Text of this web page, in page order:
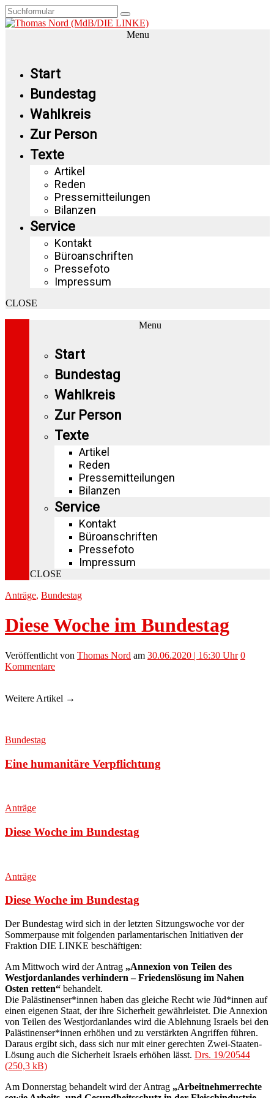
Menu
Start
Bundestag
Wahlkreis
Zur Person
Texte
Artikel
Reden
Pressemitteilungen
Bilanzen
Service
Kontakt
Büroanschriften
Pressefoto
Impressum
CLOSE
Menu
Start
Bundestag
Wahlkreis
Zur Person
Texte
Artikel
Reden
Pressemitteilungen
Bilanzen
Service
Kontakt
Büroanschriften
Pressefoto
Impressum
CLOSE
Anträge, Bundestag
Diese Woche im Bundestag
Veröffentlicht von Thomas Nord am 30.06.2020 | 16:30 Uhr 0
Kommentare
Weitere Artikel →
Bundestag
Eine humanitäre Verpflichtung
Anträge
Diese Woche im Bundestag
Anträge
Diese Woche im Bundestag
Der Bundestag wird sich in der letzten Sitzungswoche vor der
Sommerpause mit folgenden parlamentarischen Initiativen der
Fraktion DIE LINKE beschäftigen:
Am Mittwoch wird der Antrag „Annexion von Teilen des
Westjordanlandes verhindern – Friedenslösung im Nahen
Osten retten“ behandelt.
Die Palästinenser*innen haben das gleiche Recht wie Jüd*innen auf
einen eigenen Staat, der ihre Sicherheit gewährleistet. Die Annexion
von Teilen des Westjordanlandes wird die Ablehnung Israels bei den
Palästinenser*innen erhöhen und zu verstärkten Angriffen führen.
Daraus ergibt sich, dass sich nur mit einer gerechten Zwei-Staaten-
Lösung auch die Sicherheit Israels erhöhen lässt. Drs. 19/20544
Am Donnerstag behandelt wird der Antrag „Arbeitnehmerrechte